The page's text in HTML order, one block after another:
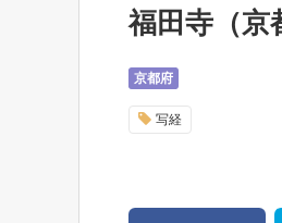
福田寺（京
京都府
写経